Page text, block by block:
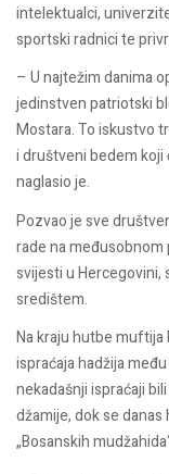
intelektualci,
sportski radnici te
– U najtežim danima
jedinstven patriotski
Mostara. To iskustvo
i društveni bedem
naglasio je.
Pozvao je sve
rade na međusobnom
svijesti u Hercegovini,
središtem.
Na kraju hutbe muftija
ispraćaja hadžija
nekadašnji ispraćaji
džamije, dok se
„Bosanskih